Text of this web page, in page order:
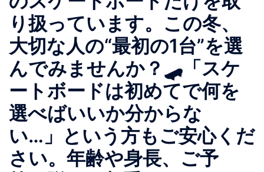
り扱っています。この冬、
大切な人の“最初の1台”を選
んでみませんか？🛹「スケ
ートボードは初めてで何を
選べばいいか分からな
い…」という方もご安心くだ
さい。年齢や身長、ご予